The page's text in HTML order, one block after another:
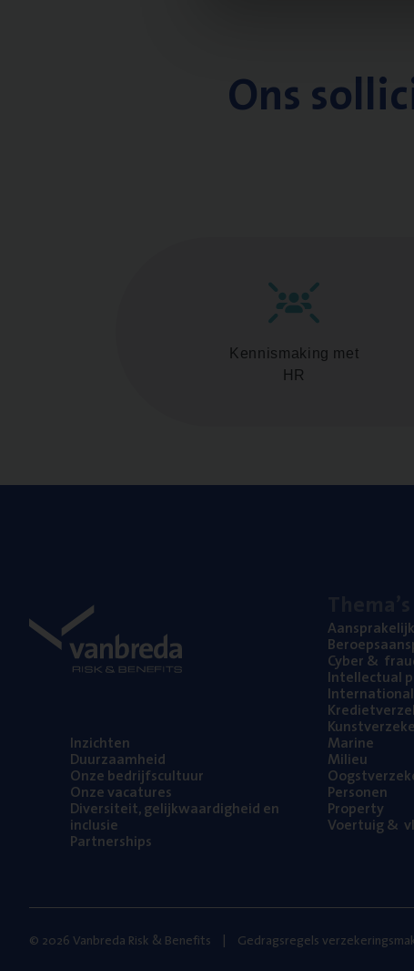
Ons
Kennismaking met
HR
Inzich­ten
Duur­zaam­heid
Onze bedrijfs­cul­tuur
Onze vaca­tu­res
Diver­si­teit, gelijk­waar­dig­heid en
inclusie
Part­ner­ships
Cyber&
Intel­lec­tu­al
Mari­ne
Mili­eu
Per­so­nen
Pro­per­ty
Voer­tuig&
© 2026 Vanbreda Risk & Benefits Gedragsregels